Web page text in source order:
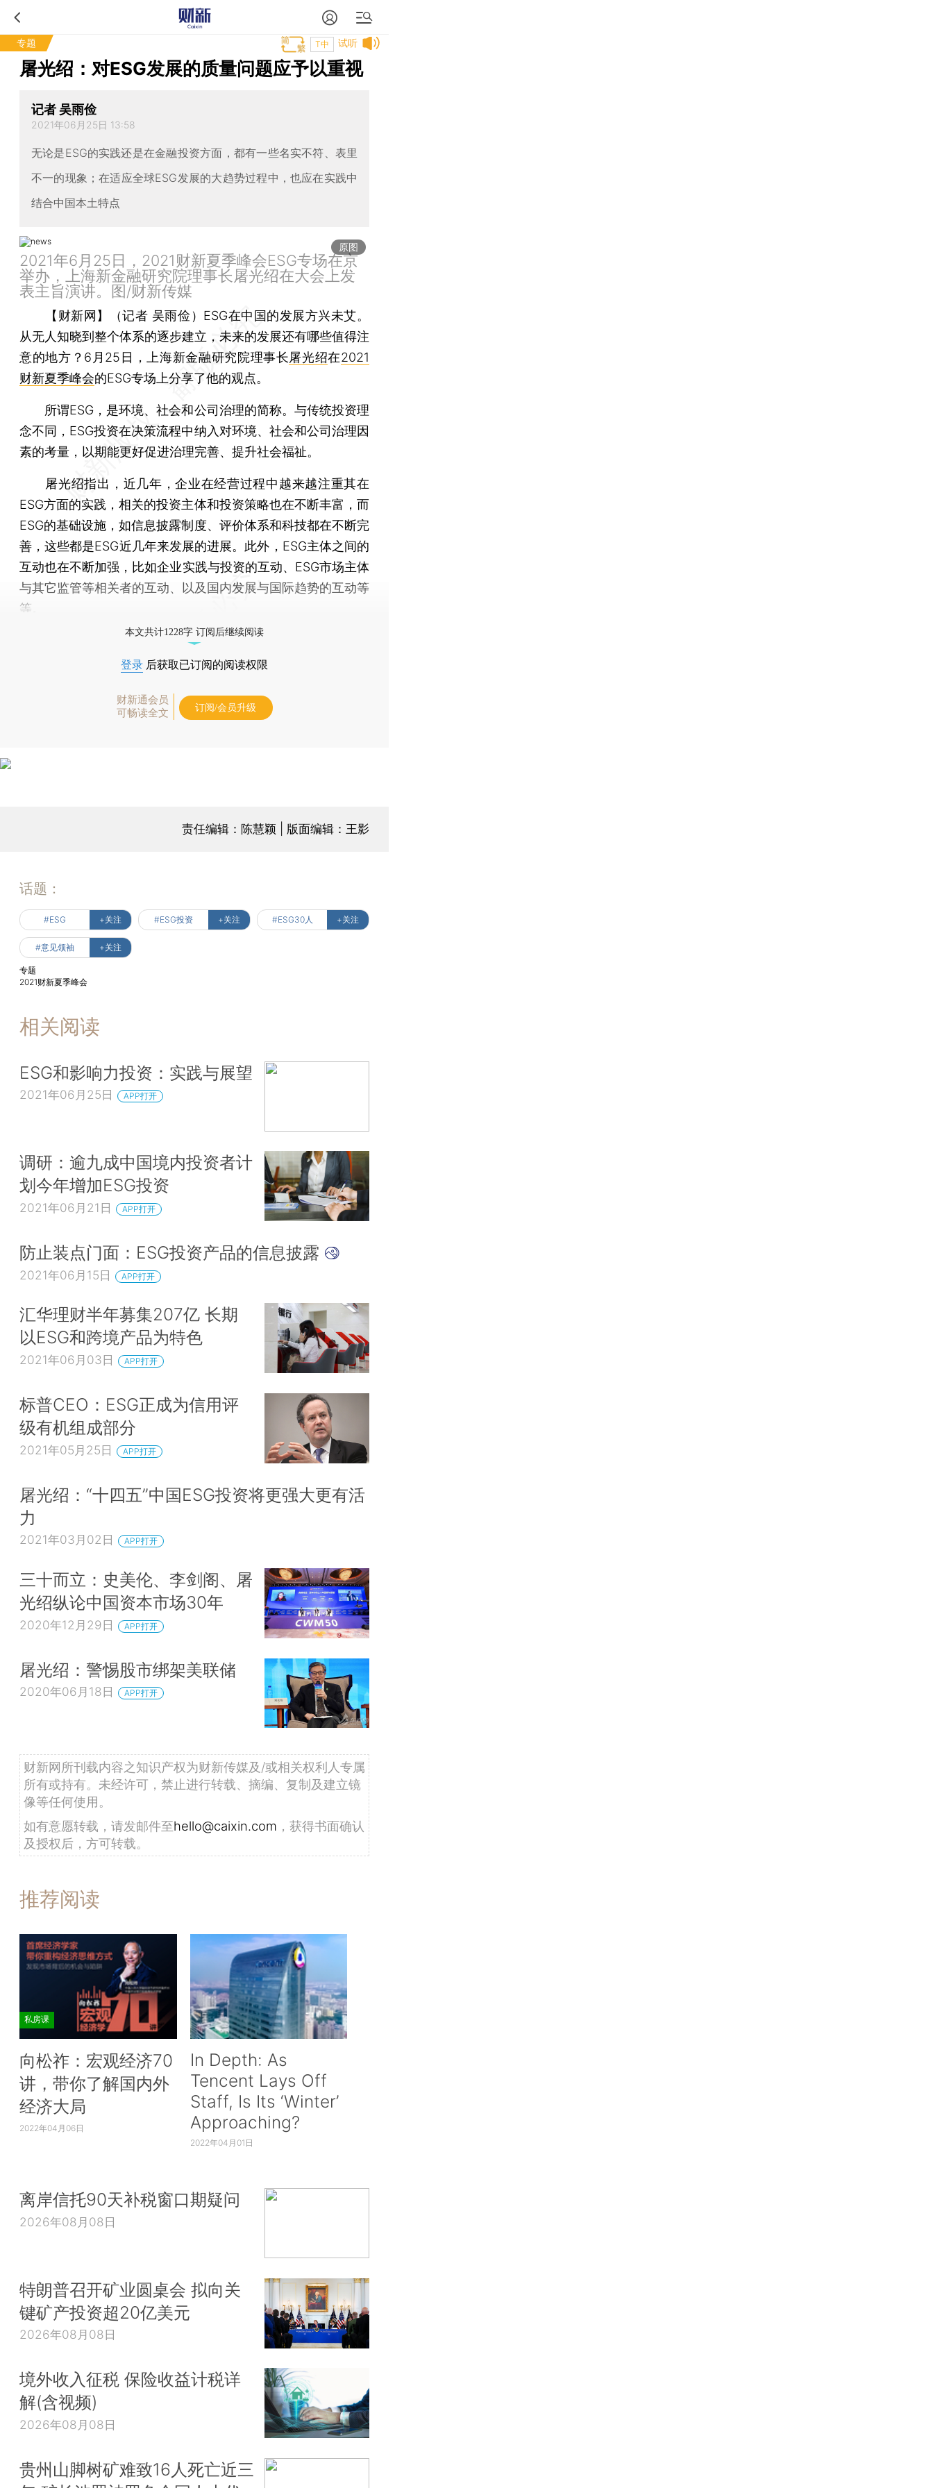
专题 试听
T中
屠光绍：对ESG发展的质量问题应予以重视
记者 吴雨俭
2021年06月25日 13:58
无论是ESG的实践还是在金融投资方面，都有一些名实不符、表里
不一的现象；在适应全球ESG发展的大趋势过程中，也应在实践中
结合中国本土特点
原图
2021年6月25日，2021财新夏季峰会ESG专场在京
举办，上海新金融研究院理事长屠光绍在大会上发
表主旨演讲。图/财新传媒
【财新网】（记者 吴雨俭） ESG在中国的发展方兴未艾。
从无人知晓到整个体系的逐步建立，未来的发展还有哪些值得注
意的地方？6月25日，上海新金融研究院理事长屠光绍在2021
财新夏季峰会的ESG专场上分享了他的观点。
所谓ESG，是环境、社会和公司治理的简称。与传统投资理
念不同，ESG投资在决策流程中纳入对环境、社会和公司治理因
素的考量，以期能更好促进治理完善、提升社会福祉。
屠光绍指出，近几年，企业在经营过程中越来越注重其在
ESG方面的实践，相关的投资主体和投资策略也在不断丰富，而
ESG的基础设施，如信息披露制度、评价体系和科技都在不断完
善，这些都是ESG近几年来发展的进展。此外，ESG主体之间的
互动也在不断加强，比如企业实践与投资的互动、ESG市场主体
与其它监管等相关者的互动、以及国内发展与国际趋势的互动等
等。
本文共计1228字 订阅后继续阅读
登录 后获取已订阅的阅读权限
财新通会员
可畅读全文
订阅/会员升级
责任编辑：陈慧颖 | 版面编辑：王影
话题：
#ESG +关注 #ESG投资 +关注 #ESG30人 +关注
#意见领袖 +关注
专题
2021财新夏季峰会
相关阅读
ESG和影响力投资：实践与展望
2021年06月25日 APP打开
调研：逾九成中国境内投资者计
划今年增加ESG投资
2021年06月21日 APP打开
防止装点门面：ESG投资产品的信息披露
2021年06月15日 APP打开
汇华理财半年募集207亿 长期
以ESG和跨境产品为特色
2021年06月03日 APP打开
标普CEO：ESG正成为信用评
级有机组成部分
2021年05月25日 APP打开
屠光绍：“十四五”中国ESG投资将更强大更有活
力
2021年03月02日 APP打开
三十而立：史美伦、李剑阁、屠
光绍纵论中国资本市场30年
2020年12月29日 APP打开
屠光绍：警惕股市绑架美联储
2020年06月18日 APP打开
财新网所刊载内容之知识产权为财新传媒及/或相关权利人专属
所有或持有。未经许可，禁止进行转载、摘编、复制及建立镜
像等任何使用。
如有意愿转载，请发邮件至hello@caixin.com ，获得书面确认
及授权后，方可转载。
推荐阅读
私房课
向松祚：宏观经济70
讲，带你了解国内外
经济大局
2022年04月06日
In Depth: As
Tencent Lays Off
Staff, Is Its ‘Winter’
Approaching?
2022年04月01日
离岸信托90天补税窗口期疑问
2026年08月08日
特朗普召开矿业圆桌会 拟向关
键矿产投资超20亿美元
2026年08月08日
境外收入征税 保险收益计税详
解(含视频)
2026年08月08日
贵州山脚树矿难致16人死亡近三